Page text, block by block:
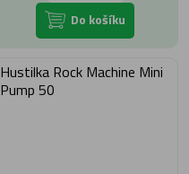
Do košíku
Hustilka Rock Machine Mini
Pump 50